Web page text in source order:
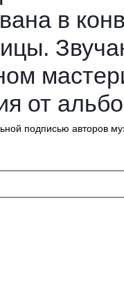
в
от
подписью авторов